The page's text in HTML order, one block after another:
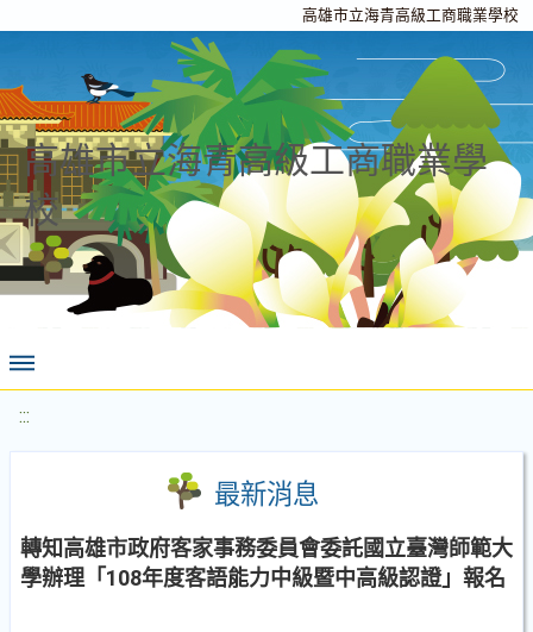
高雄市立海青高級工商職業學校
高雄市立海青高級工商職業學
校
:::
最新消息
轉知高雄市政府客家事務委員會委託國立臺灣師範大
學辦理「108年度客語能力中級暨中高級認證」報名